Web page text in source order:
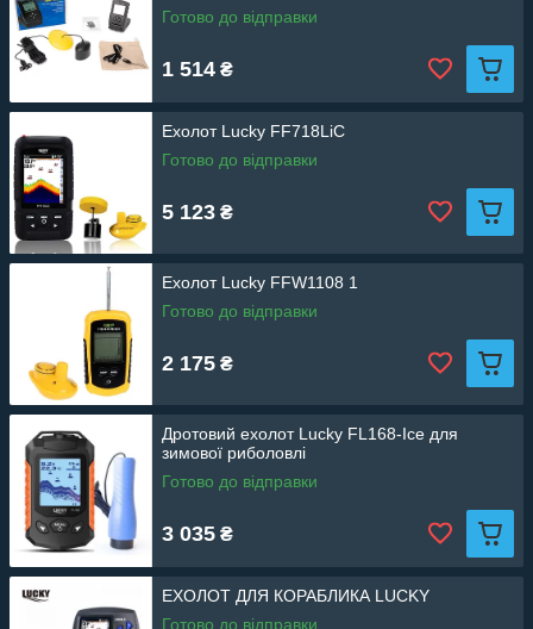
Готово до відправки
1 514 ₴
Ехолот Lucky FF718LiC
Готово до відправки
5 123 ₴
Ехолот Lucky FFW1108 1
Готово до відправки
2 175 ₴
Дротовий ехолот Lucky FL168-Ice для
зимової риболовлі
Готово до відправки
3 035 ₴
ЕХОЛОТ ДЛЯ КОРАБЛИКА LUCKY
Готово до відправки